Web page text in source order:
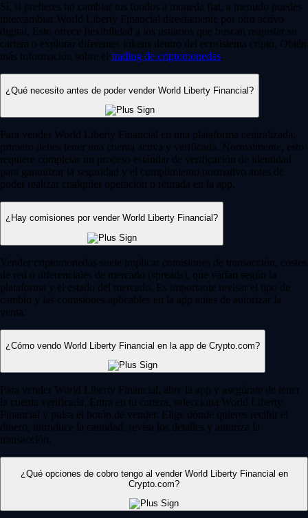
Sí, si prefieres no cambiar tus fondos a moneda fiat, a menudo puedes
intercambiar World Liberty Financial directamente por otro activo
digital. Esto ofrece flexibilidad a los usuarios que buscan reajustar su
cartera o explorar diferentes tokens dentro del ecosistema cripto. Obtén
más información sobre el trading de criptomonedas
¿Qué necesito antes de poder vender World Liberty Financial?
Para vender World Liberty Financial en una plataforma centralizada,
primero debes tener una cuenta activa y verificada. Normalmente, esto
requiere completar un proceso estándar de verificación de identidad
para garantizar la seguridad y el cumplimiento normativo antes de
poder realizar cualquier operación o retirada en la app.
¿Hay comisiones por vender World Liberty Financial?
Vender criptomonedas suele implicar comisiones de transacción, costes
de red o diferenciales de mercado (spreads), que varían según la
plataforma y el estado del mercado. Es importante revisar el tipo de
cambio y las comisiones aplicables en la app antes de autorizar la
venta.
¿Cómo vendo World Liberty Financial en la app de Crypto.com?
Para vender World Liberty Financial, abre la app y asegúrate de tener
la cuenta verificada. Entra en tu cartera, selecciona World Liberty
Financial y pulsa el botón de vender. Elige dónde quieres recibir el
dinero, introduce la cantidad, revisa los detalles y autoriza la
transacción.
¿Qué opciones de cobro tengo al vender World Liberty Financial en
Crypto.com?